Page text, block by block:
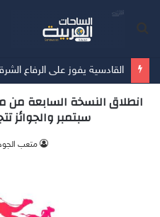
انطلاق النسخة السابعة
سبتمبر والجوائز تتجاوز 50
متعب